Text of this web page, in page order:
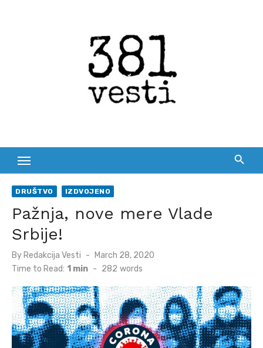
DRUŠTVO IZDVOJENO
Pažnja, nove mere Vlade
Srbije!
By Redakcija Vesti
Posted
on
March 28, 2020
Time to Read: 1 min - 282 words